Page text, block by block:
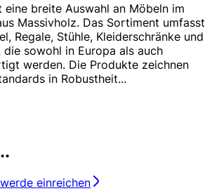
eine breite Auswahl an Möbeln im
Massivholz. Das Sortiment umfasst
Regale, Stühle, Kleiderschränke und
sowohl in Europa als auch
werden. Die Produkte zeichnen
in Robustheit...
einreichen